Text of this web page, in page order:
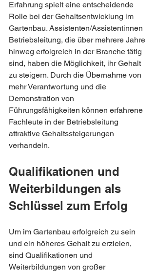
Erfahrung spielt eine entscheidende
Rolle bei der Gehaltsentwicklung im
Gartenbau. Assistenten/Assistentinnen
Betriebsleitung, die über mehrere Jahre
hinweg erfolgreich in der Branche tätig
sind, haben die Möglichkeit, ihr Gehalt
zu steigern. Durch die Übernahme von
mehr Verantwortung und die
Demonstration von
Führungsfähigkeiten können erfahrene
Fachleute in der Betriebsleitung
attraktive Gehaltssteigerungen
verhandeln.
Qualifikationen und
Weiterbildungen als
Schlüssel zum Erfolg
Um im Gartenbau erfolgreich zu sein
und ein höheres Gehalt zu erzielen,
sind Qualifikationen und
Weiterbildungen von großer